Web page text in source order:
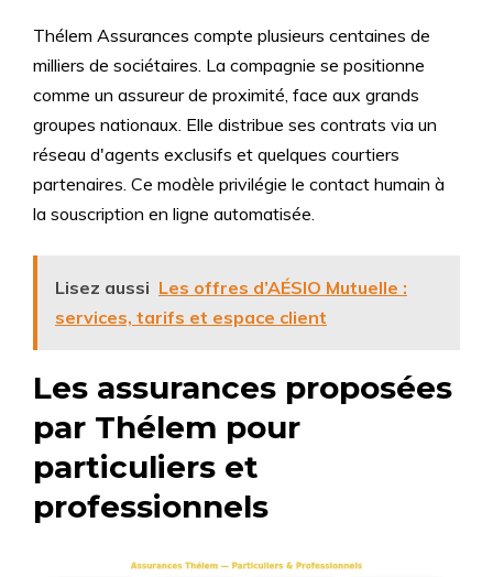
Thélem Assurances compte plusieurs centaines de
milliers de sociétaires. La compagnie se positionne
comme un assureur de proximité, face aux grands
groupes nationaux. Elle distribue ses contrats via un
réseau d'agents exclusifs et quelques courtiers
partenaires. Ce modèle privilégie le contact humain à
la souscription en ligne automatisée.
Lisez aussi Les offres d’AÉSIO Mutuelle :
services, tarifs et espace client
Les assurances proposées
par Thélem pour
particuliers et
professionnels